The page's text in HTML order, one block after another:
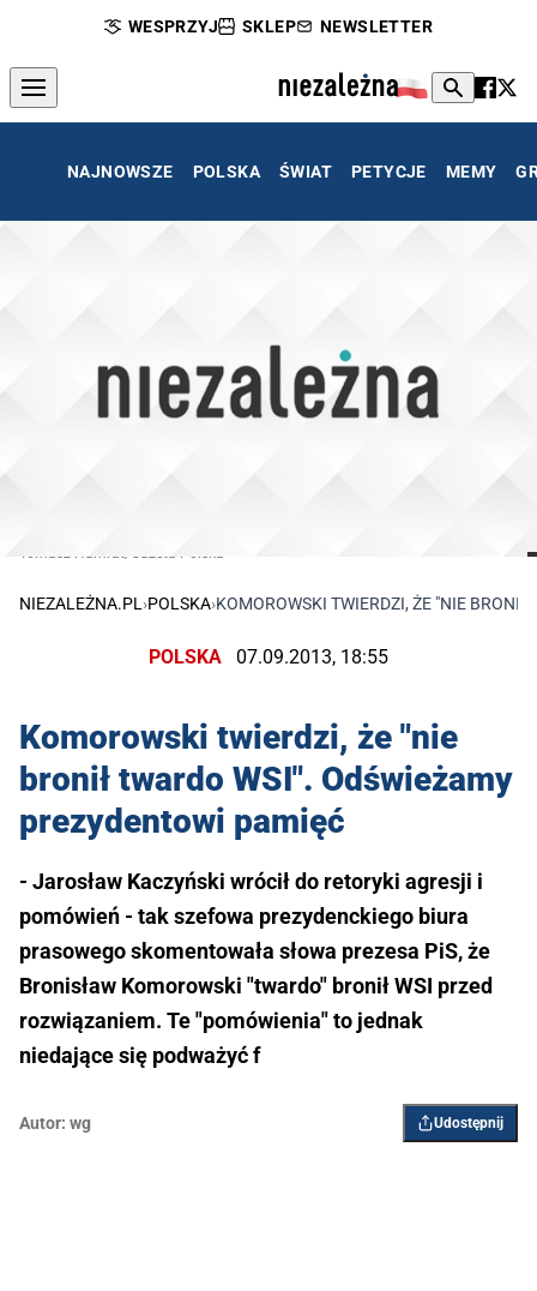
WESPRZYJ SKLEP NEWSLETTER
NAJNOWSZE POLSKA ŚWIAT PETYCJE MEMY
NIEZALEŻNA.PL ›POLSKA›KOMOROWSKI TWIERDZI, ŻE "NIE
POLSKA 07.09.2013, 18:55
Komorowski twierdzi, że "nie
bronił twardo WSI". Odświeżamy
prezydentowi pamięć
- Jarosław Kaczyński wrócił do retoryki agresji i
pomówień - tak szefowa prezydenckiego biura
prasowego skomentowała słowa prezesa PiS, że
Bronisław Komorowski "twardo" bronił WSI przed
rozwiązaniem. Te "pomówienia" to jednak
niedające się podważyć f
Autor: wg Udostępnij